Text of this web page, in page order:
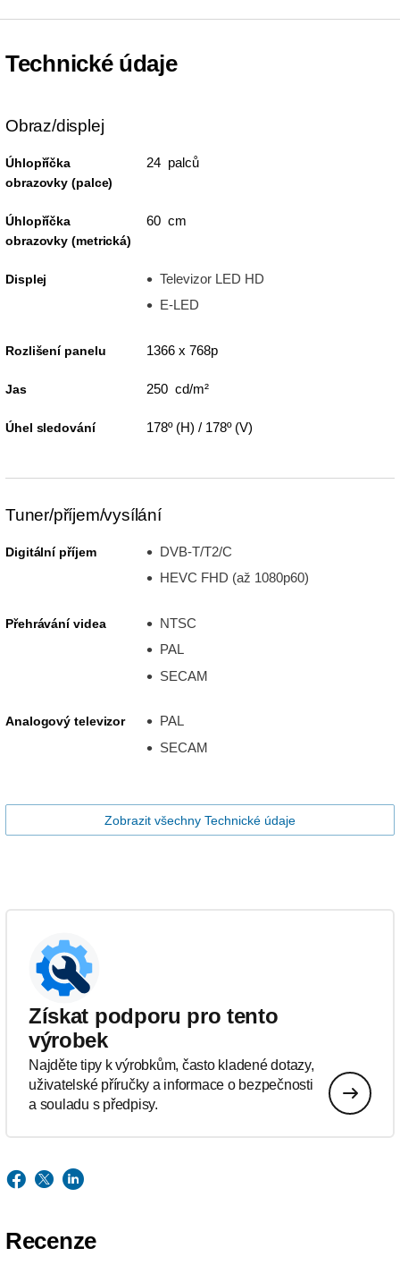
Technické údaje
Obraz/displej
Úhlopříčka
obrazovky (palce)
24 palců
Úhlopříčka
obrazovky (metrická)
60 cm
Displej
Televizor LED HD
E-LED
Rozlišení panelu 1366 x 768p
Jas 250 cd/m²
Úhel sledování 178º (H) / 178º (V)
Tuner/příjem/vysílání
Digitální příjem
DVB-T/T2/C
HEVC FHD (až 1080p60)
Přehrávání videa
NTSC
PAL
SECAM
Analogový televizor
PAL
SECAM
Zobrazit všechny Technické údaje
Získat podporu pro tento
výrobek
Najděte tipy k výrobkům, často kladené dotazy,
uživatelské příručky a informace o bezpečnosti
a souladu s předpisy.
Recenze